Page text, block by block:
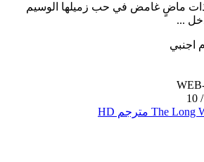
ماضٍ غامض في حب زميلها الوسيم
...
اجنبي